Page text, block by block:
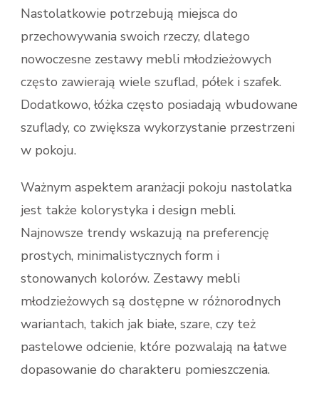
Nastolatkowie potrzebują miejsca do
przechowywania swoich rzeczy, dlatego
nowoczesne zestawy mebli młodzieżowych
często zawierają wiele szuflad, półek i szafek.
Dodatkowo, łóżka często posiadają wbudowane
szuflady, co zwiększa wykorzystanie przestrzeni
w pokoju.
Ważnym aspektem aranżacji pokoju nastolatka
jest także kolorystyka i design mebli.
Najnowsze trendy wskazują na preferencję
prostych, minimalistycznych form i
stonowanych kolorów. Zestawy mebli
młodzieżowych są dostępne w różnorodnych
wariantach, takich jak białe, szare, czy też
pastelowe odcienie, które pozwalają na łatwe
dopasowanie do charakteru pomieszczenia.